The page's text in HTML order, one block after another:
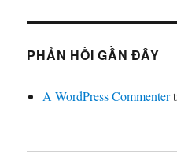
PHẢN HỒI GẦN ĐÂY
A WordPress Commenter